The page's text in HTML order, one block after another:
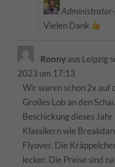
Vielen Dank
Ronnyaus Leipzig
2023 um 17:13
Wir waren schon 2x auf
Großes Lob an den
Beschickung dieses
Klassikern wie
Flyover. Die
lecker. Die Preise sind
Externe Medien (5)
Inhalte von Videoplattformen und
mehr.
powered by Borlabs Cookie